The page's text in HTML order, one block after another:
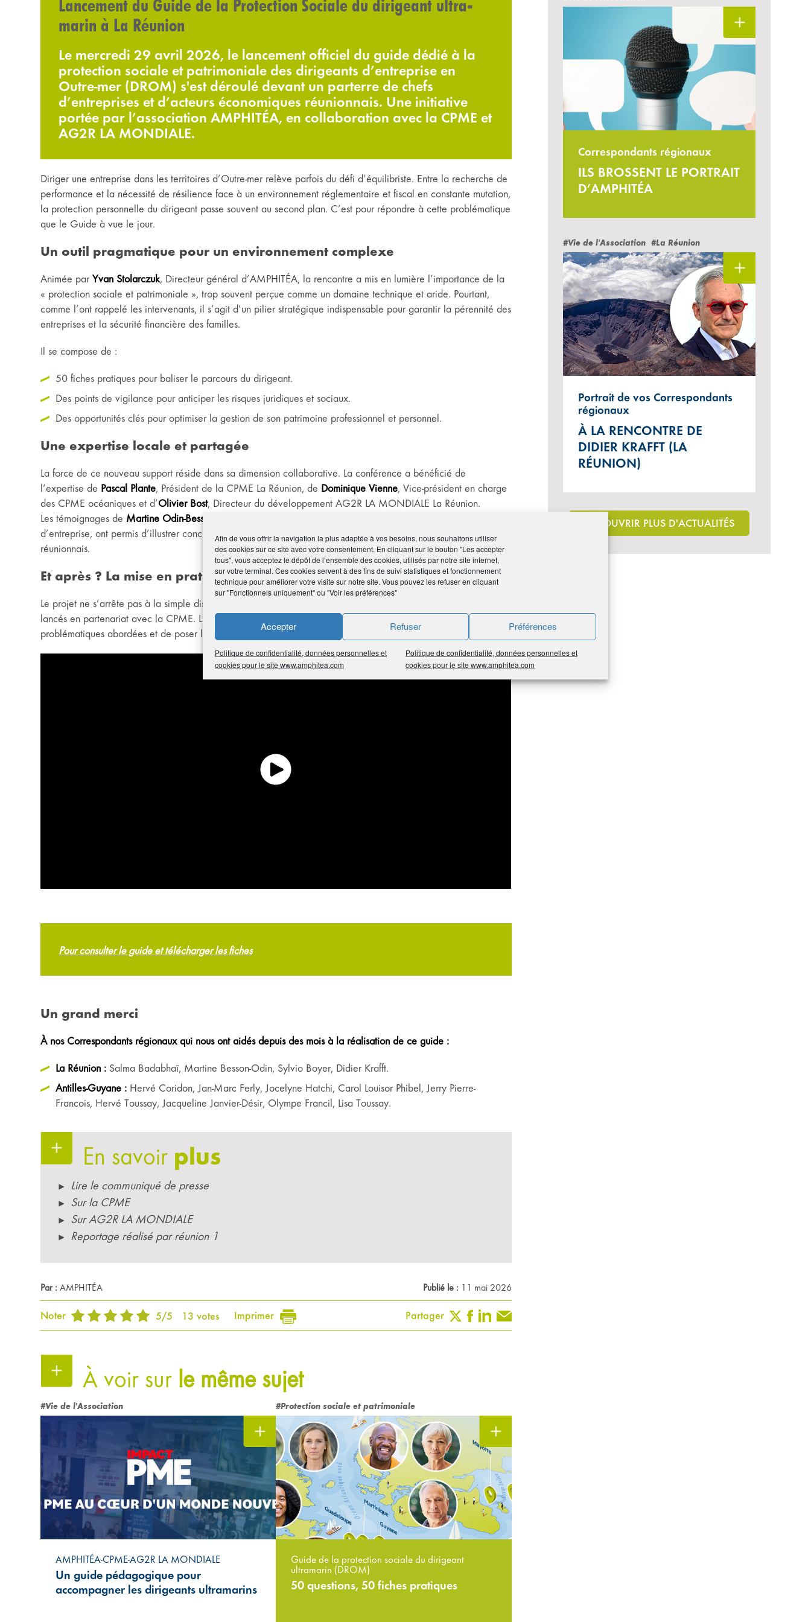
Afin de vous offrir la navigation la plus adaptée à vos besoins, nous souhaitons utiliser
des cookies sur ce site avec votre consentement. En cliquant sur le bouton "Les accepter
tous", vous acceptez le dépôt de l’ensemble des cookies, utilisés par notre site internet,
sur votre terminal. Ces cookies servent à des fins de suivi statistiques et fonctionnement
technique pour améliorer votre visite sur notre site. Vous pouvez les refuser en cliquant
sur "Fonctionnels uniquement" ou "Voir les préférences"
Accepter Refuser Préférences
Politique de confidentialité, données personnelles et
cookies pour le site www.amphitea.com
Politique de confidentialité, données personnelles et
cookies pour le site www.amphitea.com
Lancement du Guide de la Protection Sociale du dirigeant ultra-
marin à La Réunion
Le mercredi 29 avril 2026, le lancement officiel du guide dédié à la
protection sociale et patrimoniale des dirigeants d’entreprise en
Outre-mer (DROM) s'est déroulé devant un parterre de chefs
d’entreprises et d’acteurs économiques réunionnais. Une initiative
portée par l’association AMPHITÉA, en collaboration avec la CPME et
AG2R LA MONDIALE.
Diriger une entreprise dans les territoires d’Outre-mer relève parfois du défi d’équilibriste. Entre la recherche de
performance et la nécessité de résilience face à un environnement réglementaire et fiscal en constante mutation,
la protection personnelle du dirigeant passe souvent au second plan. C’est pour répondre à cette problématique
que le Guide à vue le jour.
Un outil pragmatique pour un environnement complexe
Animée par Yvan Stolarczuk, Directeur général d’AMPHITÉA, la rencontre a mis en lumière l’importance de la
« protection sociale et patrimoniale », trop souvent perçue comme un domaine technique et aride. Pourtant,
comme l’ont rappelé les intervenants, il s’agit d’un pilier stratégique indispensable pour garantir la pérennité des
entreprises et la sécurité financière des familles.
Il se compose de :
50 fiches pratiques pour baliser le parcours du dirigeant.
Des points de vigilance pour anticiper les risques juridiques et sociaux.
Des opportunités clés pour optimiser la gestion de son patrimoine professionnel et personnel.
Une expertise locale et partagée
La force de ce nouveau support réside dans sa dimension collaborative. La conférence a bénéficié de
l’expertise de Pascal Plante, Président de la CPME La Réunion, de Dominique Vienne, Vice-président en charge
des CPME océaniques et d’Olivier Bost, Directeur du développement AG2R LA MONDIALE La Réunion.
Les témoignages de Martine Odin-Besson
d’entreprise, ont permis d’illustrer concrètement l’utilité de ces fiches pour « faciliter la route » des entrepreneurs
réunionnais.
Et après ? La mise en pratique
Le projet ne s’arrête pas à la simple distribution de ce guide. Des ateliers thématiques seront prochainement
lancés en partenariat avec la CPME. L’objectif : permettre aux adhérents de s’approprier concrètement les
problématiques abordées et de poser leurs questions directement aux experts.
Pour consulter le guide et télécharger les fiches
Un grand merci
À nos Correspondants régionaux qui nous ont aidés depuis des mois à la réalisation de ce guide :
La Réunion : Salma Badabhaï, Martine Besson-Odin, Sylvio Boyer, Didier Krafft.
Antilles-Guyane : Hervé Coridon, Jan-Marc Ferly, Jocelyne Hatchi, Carol Louisor Phibel, Jerry Pierre-
Francois, Hervé Toussay, Jacqueline Janvier-Désir, Olympe Francil, Lisa Toussay.
En savoir plus
Lire le communiqué de presse
Sur la CPME
Sur AG2R LA MONDIALE
Reportage réalisé par réunion 1
Par : AMPHITÉA Publié le : 11 mai 2026
Noter 5/5 13 votes Imprimer Partager
À voir sur le même sujet
#Vie de l'Association
AMPHITÉA-CPME-AG2R LA MONDIALE
Un guide pédagogique pour
accompagner les dirigeants ultramarins
#Protection sociale et patrimoniale
Guide de la protection sociale du dirigeant
ultramarin (DROM)
50 questions, 50 fiches pratiques
Correspondants régionaux
ILS BROSSENT LE PORTRAIT
D’AMPHITÉA
#Vie de l'Association #La Réunion
Portrait de vos Correspondants
régionaux
À LA RENCONTRE DE
DIDIER KRAFFT (LA
RÉUNION)
DÉCOUVRIR PLUS D'ACTUALITÉS